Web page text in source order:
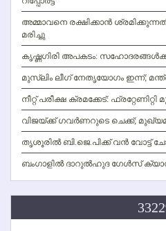
അമ്മാവനെ രക്ഷിക്കാന്‍
മരിച്ചു
കൃഷ്ണഗിരി അപകടം:
മുസ്ലിം ലീഗ് നേതൃയോഗം ഇന്ന്;
നീറ്റ് പരീക്ഷ ക്രമക്കേട്:
വിജയ്ക്ക് ഗവര്‍ണറുടെ ചെക്ക്;
തൃശൂരില്‍ ബി.ജെ.പിക്ക് വന്‍ വോട്ട്
ബംഗാളില്‍ ദാറുല്‍ഹുദ ഗേള്‍സ്